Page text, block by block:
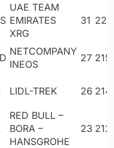
UAE TEAM
EMIRATES
XRG
31
NETCOMPANY
INEOS
27
LIDL-TREK 26
RED BULL –
BORA –
HANSGROHE
23